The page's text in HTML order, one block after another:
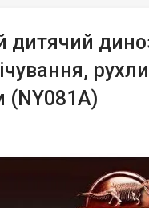
дитячий
(NY081A)